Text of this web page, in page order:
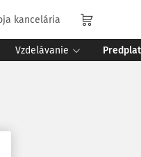
kancelária
Vzdelávanie